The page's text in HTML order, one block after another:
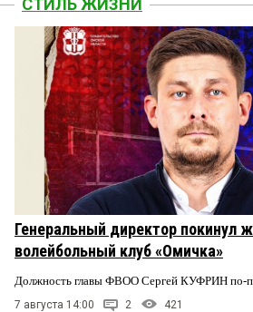
СТИЛЬ ЖИЗНИ
Генеральный директор покинул
волейбольный клуб «Омичка»
Должность главы ФВОО Сергей КУФРИН по-
7 августа 14:00 2 421